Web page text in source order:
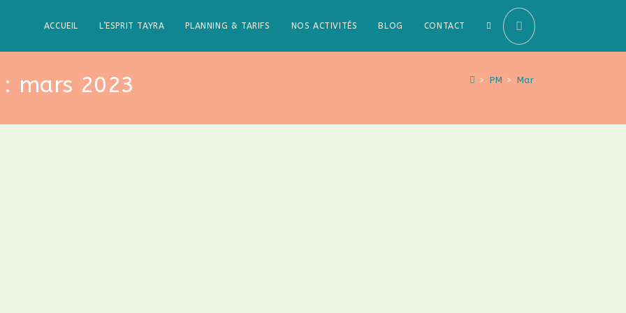
ACCUEIL L’ESPRIT TAYRA PLANNING & TARIFS NOS ACTIVITÉS BLOG CONTACT
mars 2023 > PM > Mar